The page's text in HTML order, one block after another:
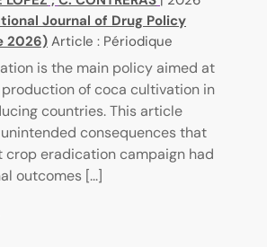
Journal of Drug Policy
2026) Article : Périodique
is the main policy aimed at
of coca cultivation in
countries. This article
consequences that
crop eradication campaign had
outcomes [...]